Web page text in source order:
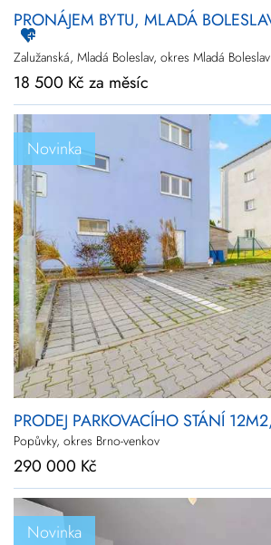
PRONÁJEM BYTU, MLADÁ
Zalužanská, Mladá Boleslav, okres Mladá Boleslav
18 500 Kč za měsíc
Novinka
PRODEJ PARKOVACÍHO STÁNÍ
Popůvky, okres Brno-venkov
290 000 Kč
Novinka